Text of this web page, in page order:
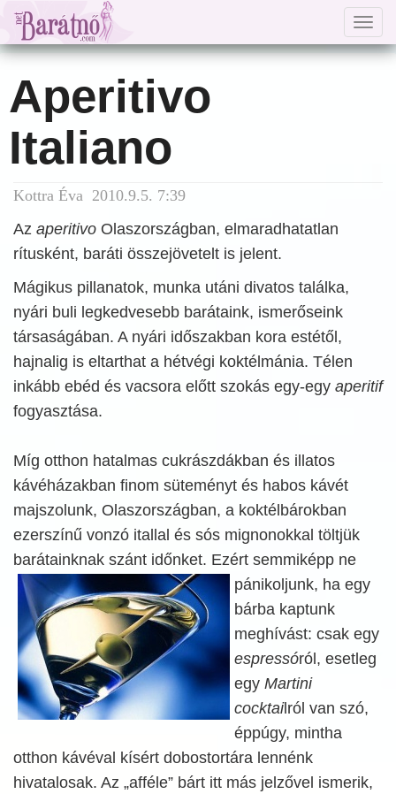
Aperitivo
Italiano
Kottra Éva 2010.9.5. 7:39
Az aperitivo Olaszországban, elmaradhatatlan
rítusként, baráti összejövetelt is jelent.
Mágikus pillanatok, munka utáni divatos találka,
nyári buli legkedvesebb barátaink, ismerőseink
társaságában. A nyári időszakban kora estétől,
hajnalig is eltarthat a hétvégi koktélmánia. Télen
inkább ebéd és vacsora előtt szokás egy-egy aperitif
fogyasztása.
Míg otthon hatalmas cukrászdákban és illatos
kávéházakban finom süteményt és habos kávét
majszolunk, Olaszországban, a koktélbárokban
ezerszínű vonzó itallal és sós mignonokkal töltjük
barátainknak szánt időnket. Ezért semmiképp ne
pánikoljunk, ha egy
bárba kaptunk
meghívást: csak egy
espressóról, esetleg
egy Martini
cocktailról van szó,
éppúgy, mintha
otthon kávéval kísért dobostortára lennénk
hivatalosak. Az „afféle” bárt itt más jelzővel ismerik,